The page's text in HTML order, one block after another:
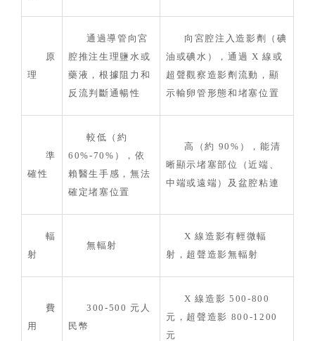
原
理
通過導管向宮
腔推注生理鹽水或
藥液，根據阻力和
反流判斷通暢性
向宮腔注入造影劑（碘
油或碘水），通過 X 線或
超聲觀察造影劑流動，顯
示輸卵管形態和堵塞位置
準
確性
較低（約
60%-70%），依
賴醫生手感，無法
確定堵塞位置
高（約 90%），能清
晰顯示堵塞部位（近端、
中端或遠端）及盆腔粘連
輻
射
無輻射
X 線造影有輕微輻
射，超聲造影無輻射
費
用
300-500 元人
民幣
X 線造影 500-800
元，超聲造影 800-1200
元